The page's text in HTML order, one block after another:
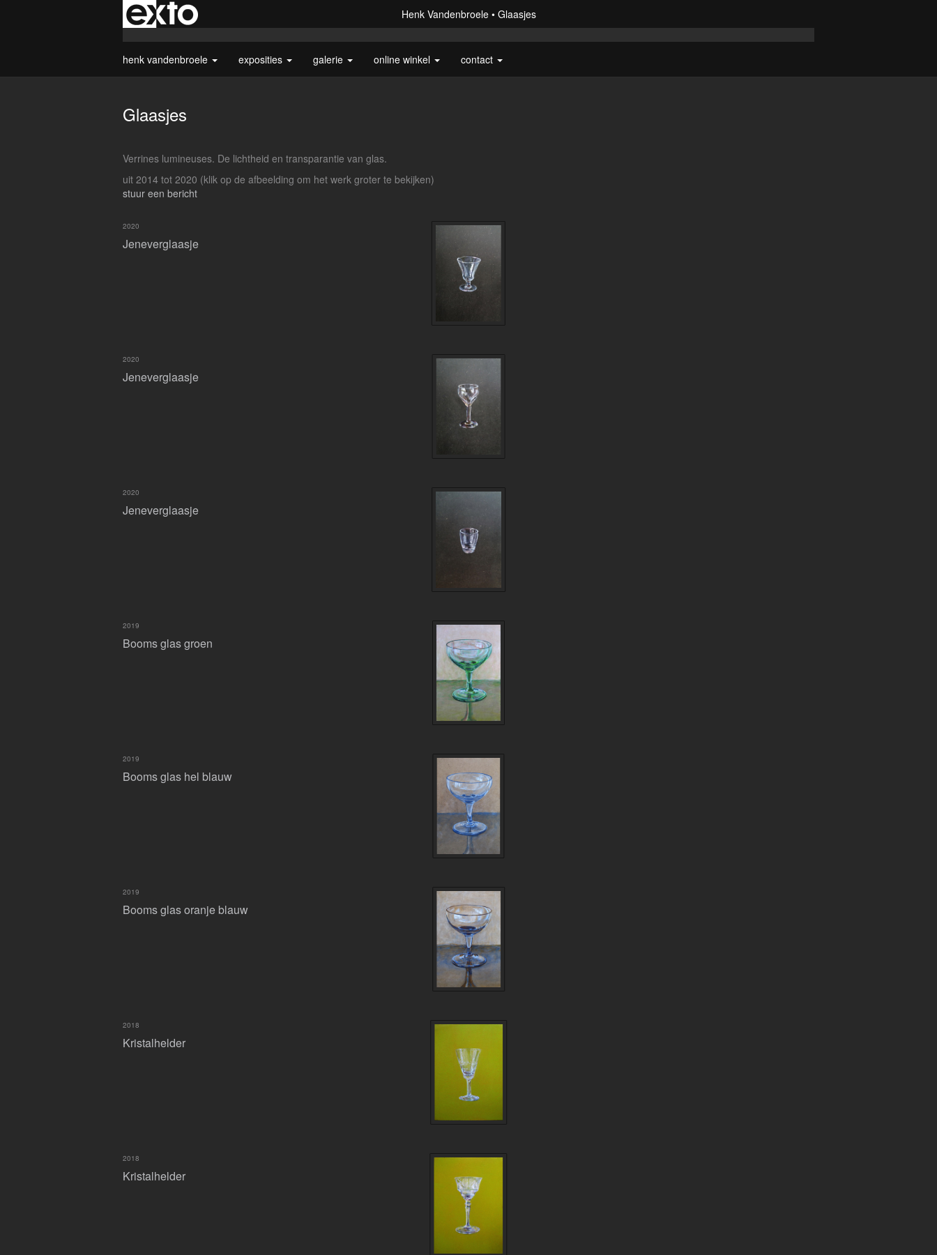
Henk Vandenbroele Glaasjes
henk vandenbroele exposities galerie online winkel contact
Glaasjes
Verrines lumineuses. De lichtheid en transparantie van glas.
uit 2014 tot 2020 (klik op de afbeelding om het werk groter te bekijken)
stuur een bericht
Jeneverglaasje
2020
Jeneverglaasje
2020
Jeneverglaasje
2020
Booms glas groen
2019
Booms glas hel blauw
2019
Booms glas oranje blauw
2019
Kristalhelder
2018
Kristalhelder
2018